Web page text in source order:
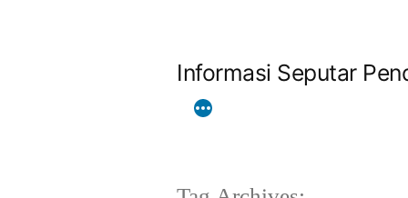
Informasi Seputar